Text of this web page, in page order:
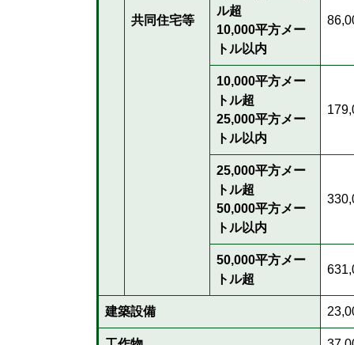
共同住宅等
ル超
10,000平方メー
トル以内
10,000平方メー
トル超
25,000平方メー
トル以内
25,000平方メー
トル超
50,000平方メー
トル以内
50,000平方メー
トル超
建築設備